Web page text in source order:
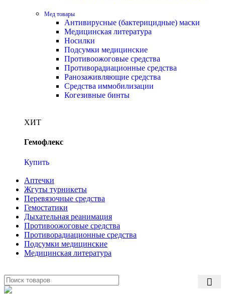
Мед товары
Антивирусные (бактерицидные) маски
Медицинская литература
Носилки
Подсумки медицинские
Противоожоговые средства
Противорадиационные средства
Ранозаживляющие средства
Средства иммобилизации
Когезивные бинты
ХИТ
Гемофлекс
Купить
Аптечки
Жгуты турникеты
Перевязочные средства
Гемостатики
Дыхательная реанимация
Противоожоговые средства
Противорадиационные средства
Подсумки медицинские
Медицинская литература